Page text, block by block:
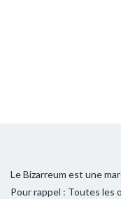
Le Bizarreum est une
Pour rappel : Toutes les